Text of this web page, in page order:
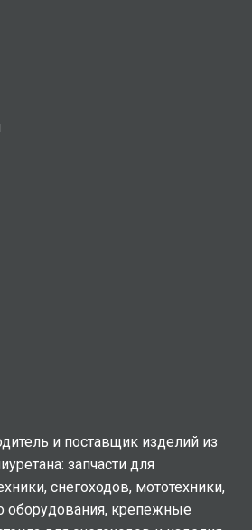
и поставщик изделий из
запчасти для
снегоходов, мототехники,
крепежные